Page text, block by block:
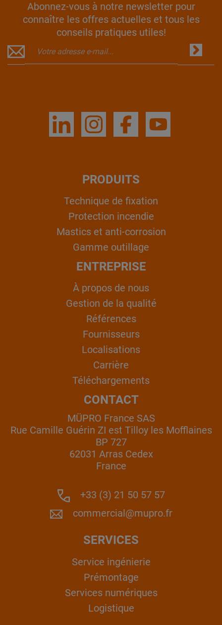
Abonnez-vous à notre newsletter pour
connaître les offres actuelles et tous les
conseils pratiques utiles!
PRODUITS
Technique de fixation
Protection incendie
Mastics et anti-corrosion
Gamme outillage
ENTREPRISE
À propos de nous
Gestion de la qualité
Références
Fournisseurs
Localisations
Carrière
Téléchargements
CONTACT
MÜPRO France SAS
Rue Camille Guérin ZI est Tilloy les Mofflaines
BP 727
62031 Arras Cedex
France
+33 (3) 21 50 57 57
commercial@mupro.fr
SERVICES
Service ingénierie
Prémontage
Services numériques
Logistique